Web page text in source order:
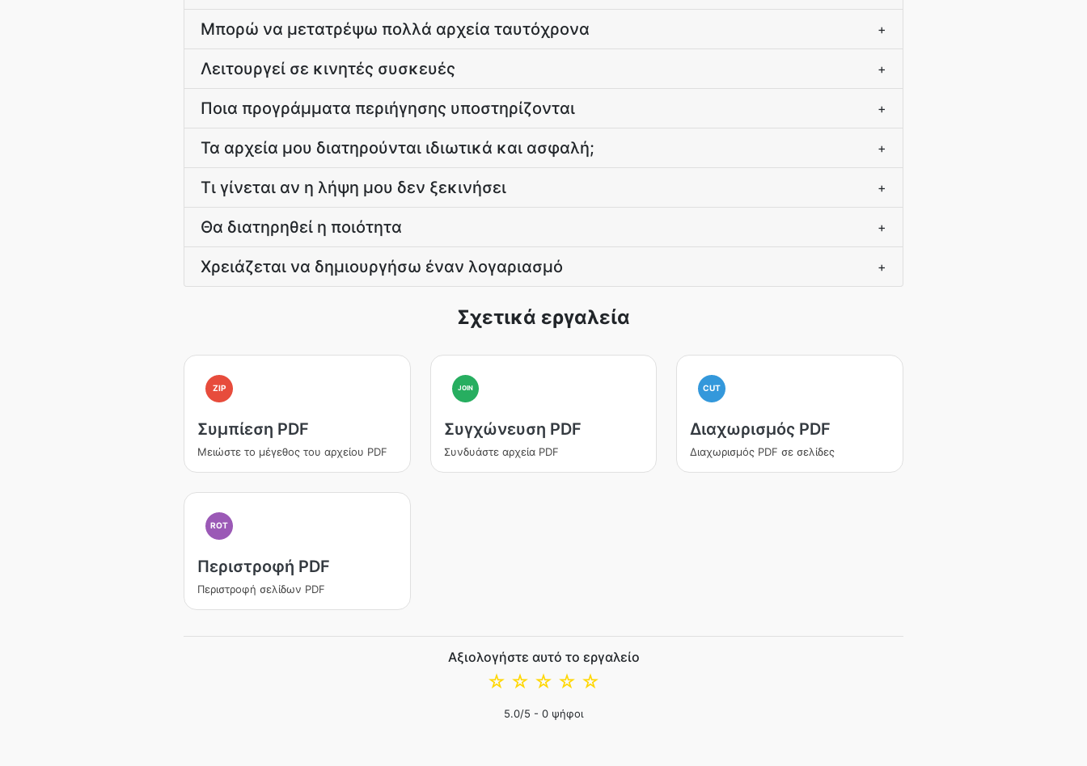
Μπορώ να μετατρέψω πολλά αρχεία ταυτόχρονα +
Λειτουργεί σε κινητές συσκευές +
Ποια προγράμματα περιήγησης υποστηρίζονται +
Τα αρχεία μου διατηρούνται ιδιωτικά και ασφαλή; +
Τι γίνεται αν η λήψη μου δεν ξεκινήσει +
Θα διατηρηθεί η ποιότητα +
Χρειάζεται να δημιουργήσω έναν λογαριασμό +
Σχετικά εργαλεία
ZIP
Συμπίεση PDF
Μειώστε το μέγεθος του αρχείου PDF
JOIN
Συγχώνευση PDF
Συνδυάστε αρχεία PDF
CUT
Διαχωρισμός PDF
Διαχωρισμός PDF σε σελίδες
ROT
Περιστροφή PDF
Περιστροφή σελίδων PDF
Αξιολογήστε αυτό το εργαλείο
☆
☆
☆
☆
☆
5.0/5 - 0 ψήφοι